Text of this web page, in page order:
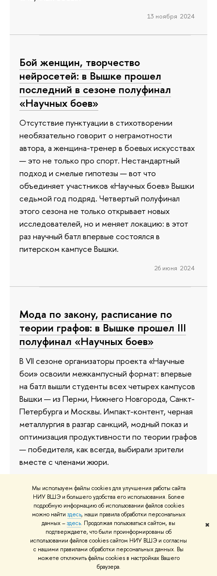
Мы используем файлы cookies для улучшения работы сайта
НИУ ВШЭ и большего удобства его использования. Более
подробную информацию об использовании файлов cookies
можно найти здесь, наши правила обработки персональных
данных –здесь. Продолжая пользоваться сайтом, вы
подтверждаете, что были проинформированы об
использовании файлов cookies сайтом НИУ ВШЭ и согласны
с нашими правилами обработки персональных данных. Вы
можете отключить файлы cookies в настройках Вашего
браузера.
✖
13 ноября 2024
Бой женщин, творчество
нейросетей: в Вышке прошел
последний в сезоне полуфинал
«Научных боев»
Отсутствие пунктуации в стихотворении
необязательно говорит о неграмотности
автора, а женщина-тренер в боевых искусствах
— это не только про спорт. Нестандартный
подход и смелые гипотезы — вот что
объединяет участников «Научных боев» Вышки
седьмой год подряд. Четвертый полуфинал
этого сезона не только открывает новых
исследователей, но и меняет локацию: в этот
раз научный батл впервые состоялся в
питерском кампусе Вышки.
26 июня 2024
Мода по закону, расписание по
теории графов: в Вышке прошел III
полуфинал «Научных боев»
В VII сезоне организаторы проекта «Научные
бои» освоили межкампусный формат: впервые
на батл вышли студенты всех четырех кампусов
Вышки — из Перми, Нижнего Новгорода, Санкт-
Петербурга и Москвы. Импакт-контент, черная
металлургия в разгар санкций, модный показ и
оптимизация продуктивности по теории графов
— победителя, как всегда, выбирали зрители
вместе с членами жюри.
От аутентичности до патентов:
как прошел второй полуфинал
«Научных боев»